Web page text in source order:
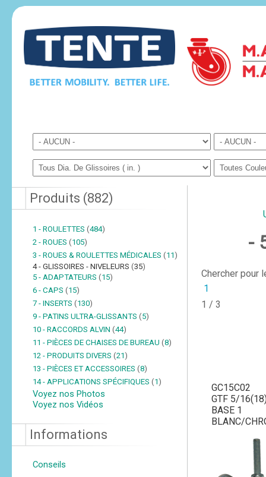
Produits (882)
1 - ROULETTES (484)
2 - ROUES (105)
3 - ROUES & ROULETTES MÉDICALES (11)
4 - GLISSOIRES - NIVELEURS (35)
5 - ADAPTATEURS (15)
6 - CAPS (15)
7 - INSERTS (130)
9 - PATINS ULTRA-GLISSANTS (5)
10 - RACCORDS ALVIN (44)
11 - PIÈCES DE CHAISES DE BUREAU (8)
12 - PRODUITS DIVERS (21)
13 - PIÈCES ET ACCESSOIRES (8)
14 - APPLICATIONS SPÉCIFIQUES (1)
Voyez nos Photos
Voyez nos Vidéos
Informations
Conseils
-
Chercher pour
1
1 / 3
GC15C02
GTF 5/
BASE 1
BLANC/